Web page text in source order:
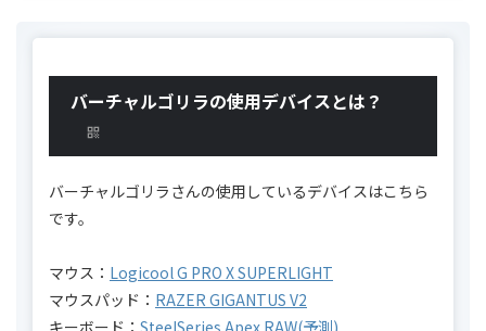
バーチャルゴリラの使用デバイスとは？
バーチャルゴリラさんの使用しているデバイスはこちら
です。
マウス： Logicool G PRO X SUPERLIGHT
マウスパッド： RAZER GIGANTUS V2
キーボード： SteelSeries Apex RAW(予測)